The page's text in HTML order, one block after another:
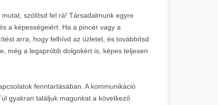
szólítsd fel rá! Társadalmunk egyre
a képességeiért. Ha a pincér vagy a
arra, hogy felhívd az üzletet, és továbbítsd
még a legapróbb dolgokért is, képes teljesen
fenntartásában. A kommunikáció
gyakran találjuk magunkat a következő